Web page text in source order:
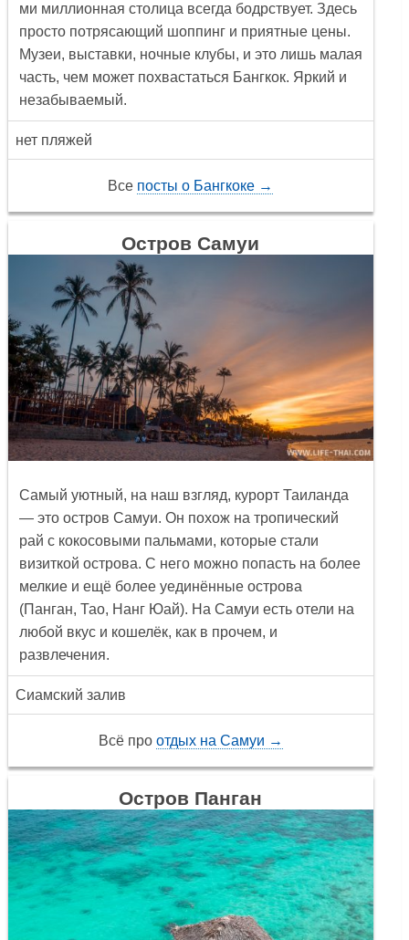
ми миллионная столица всегда бодрствует. Здесь
просто потрясающий шоппинг и приятные цены.
Музеи, выставки, ночные клубы, и это лишь малая
часть, чем может похвастаться Бангкок. Яркий и
незабываемый.
нет пляжей
Все посты о Бангкоке →
Остров Самуи
Самый уютный, на наш взгляд, курорт Таиланда
— это остров Самуи. Он похож на тропический
рай с кокосовыми пальмами, которые стали
визиткой острова. С него можно попасть на более
мелкие и ещё более уединённые острова
(Панган, Тао, Нанг Юай). На Самуи есть отели на
любой вкус и кошелёк, как в прочем, и
развлечения.
Сиамский залив
Всё про отдых на Самуи →
Остров Панган